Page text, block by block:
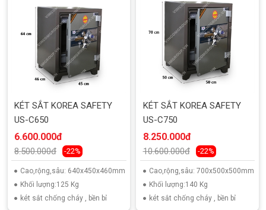
KÉT SẮT KOREA SAFETY
US-C650
6.600.000đ
8.500.000đ -22%
Cao,rộng,sâu: 640x450x460mm
Khối lượng:125 Kg
két sắt chống cháy , bền bỉ
KÉT SẮT KOREA SAFETY
US-C750
8.250.000đ
10.600.000đ -22%
Cao,rộng,sâu: 700x500x500mm
Khối lượng:140 Kg
két sắt chống cháy , bền bỉ